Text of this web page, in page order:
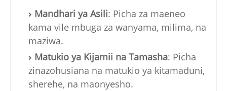
Mandhari ya Asili: Picha za maeneo
kama vile mbuga za wanyama, milima, na
maziwa.
Matukio ya Kijamii na Tamasha: Picha
zinazohusiana na matukio ya kitamaduni,
sherehe, na maonyesho.